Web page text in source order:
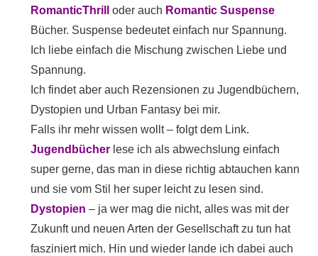
RomanticThrill
oder auch Romantic Suspense
Bücher. Suspense bedeutet einfach nur Spannung.
Ich liebe einfach die Mischung zwischen Liebe und
Spannung.
Ich findet aber auch Rezensionen zu Jugendbüchern,
Dystopien und Urban Fantasy bei mir.
Falls ihr mehr wissen wollt – folgt dem Link.
Jugendbücherlese ich als abwechslung einfach
super gerne, das man in diese richtig abtauchen kann
und sie vom Stil her super leicht zu lesen sind.
Dystopien – ja wer mag die nicht, alles was mit der
Zukunft und neuen Arten der Gesellschaft zu tun hat
fasziniert mich. Hin und wieder lande ich dabei auch